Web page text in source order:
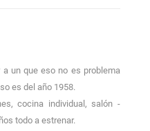
un que eso no es problema
es del año 1958.
cocina individual, salón -
todo a estrenar.